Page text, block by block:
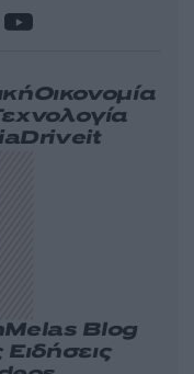
Οικονομία
Driveit
Melas Blog